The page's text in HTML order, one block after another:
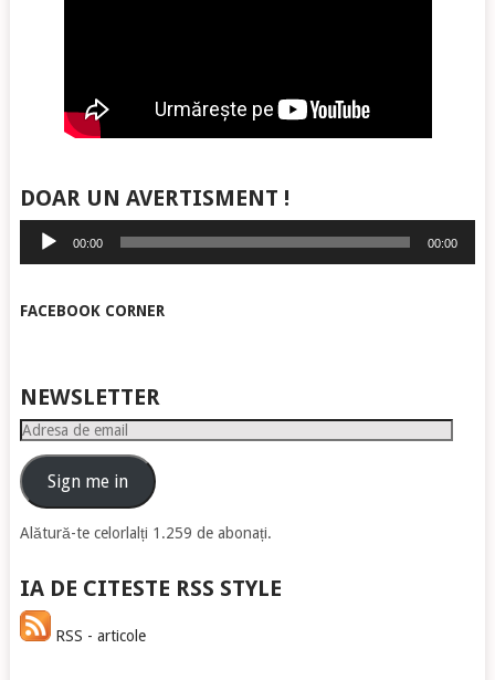
DOAR UN AVERTISMENT !
Player
audio
00:00 00:00
FACEBOOK CORNER
NEWSLETTER
Adresa
emailSign me in
Alătură-te celorlalți 1.259 de abonați.
IA DE CITESTE RSS STYLE
RSS - articole